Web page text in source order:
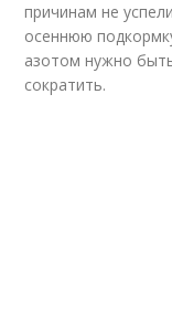
причинам не
осеннюю
азотом нужно
сократить.